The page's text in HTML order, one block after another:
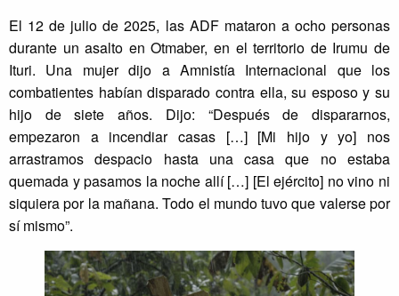
El 12 de julio de 2025, las ADF mataron a ocho personas
durante un asalto en Otmaber, en el territorio de Irumu de
Ituri. Una mujer dijo a Amnistía Internacional que los
combatientes habían disparado contra ella, su esposo y su
hijo de siete años. Dijo: “Después de dispararnos,
empezaron a incendiar casas […] [Mi hijo y yo] nos
arrastramos despacio hasta una casa que no estaba
quemada y pasamos la noche allí […] [El ejército] no vino ni
siquiera por la mañana. Todo el mundo tuvo que valerse por
sí mismo”.